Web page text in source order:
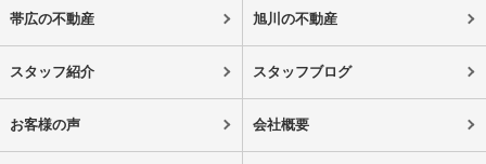
帯広の不動産 旭川の不動産
スタッフ紹介 スタッフブログ
お客様の声 会社概要